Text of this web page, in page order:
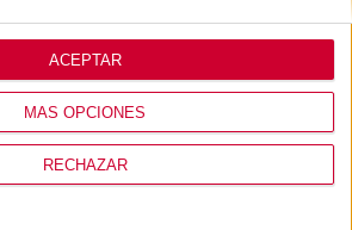
MÁS OPCIONES
RECHAZAR
ACEPTAR
nosotros